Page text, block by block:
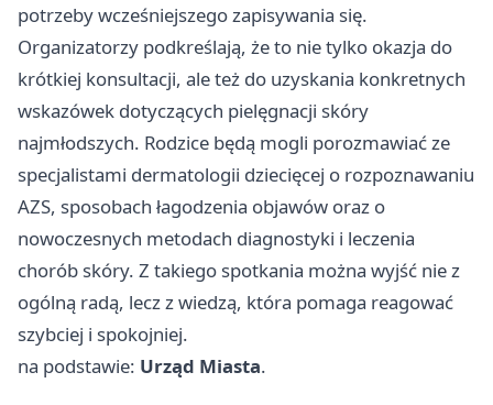
potrzeby wcześniejszego zapisywania się.
Organizatorzy podkreślają, że to nie tylko okazja do
krótkiej konsultacji, ale też do uzyskania konkretnych
wskazówek dotyczących pielęgnacji skóry
najmłodszych. Rodzice będą mogli porozmawiać ze
specjalistami dermatologii dziecięcej o rozpoznawaniu
AZS, sposobach łagodzenia objawów oraz o
nowoczesnych metodach diagnostyki i leczenia
chorób skóry. Z takiego spotkania można wyjść nie z
ogólną radą, lecz z wiedzą, która pomaga reagować
szybciej i spokojniej.
na podstawie: Urząd Miasta.